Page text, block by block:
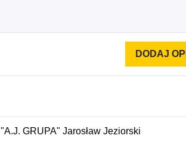
"A.J. GRUPA" Jarosław Jeziorski